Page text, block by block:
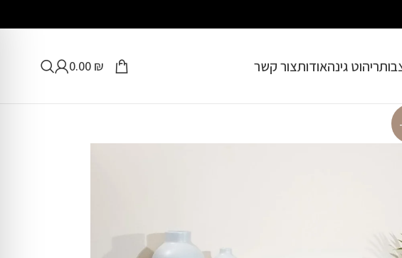
ריהוט גינהאודותצור קשר 0.00 ₪